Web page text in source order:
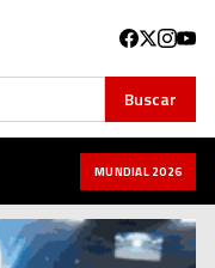
Buscar
MUNDIAL 2026